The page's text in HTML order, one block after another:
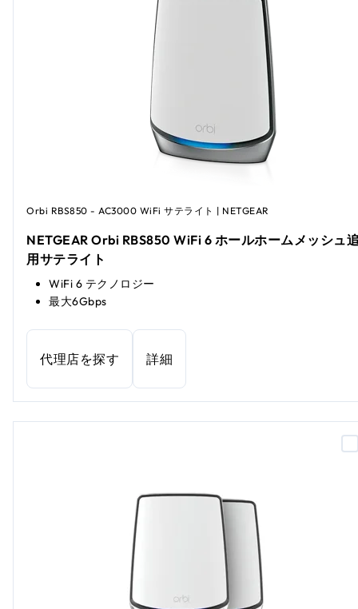
Orbi RBS850 - AC3000 WiFi サテライト | NETGEAR
NETGEAR Orbi RBS850 WiFi 6 ホールホームメッシュ
用サテライト
WiFi 6 テクノロジー
最大6Gbps
代理店を探す 詳細